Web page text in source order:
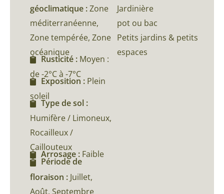
géoclimatique :Zone
méditerranéenne,
Zone tempérée, Zone
océanique
Rusticité : Moyen :
de -2°C à -7°C
Exposition : Plein
soleil
Type de sol :
Humifère / Limoneux,
Rocailleux /
Caillouteux
Arrosage : Faible
Période de
floraison : Juillet,
Août, Septembre
Jardinière
pot ou bac
Petits jardins & petits
espaces